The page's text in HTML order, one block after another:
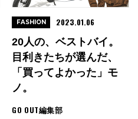
20人の、ベストバイ。
目利きたちが選んだ、
「買ってよかった」モ
ノ。
GO OUT編集部
FASHION 2023.01.06